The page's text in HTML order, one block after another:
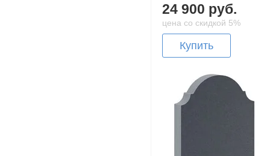
24 900 руб.
цена со скидкой 5%
Купить